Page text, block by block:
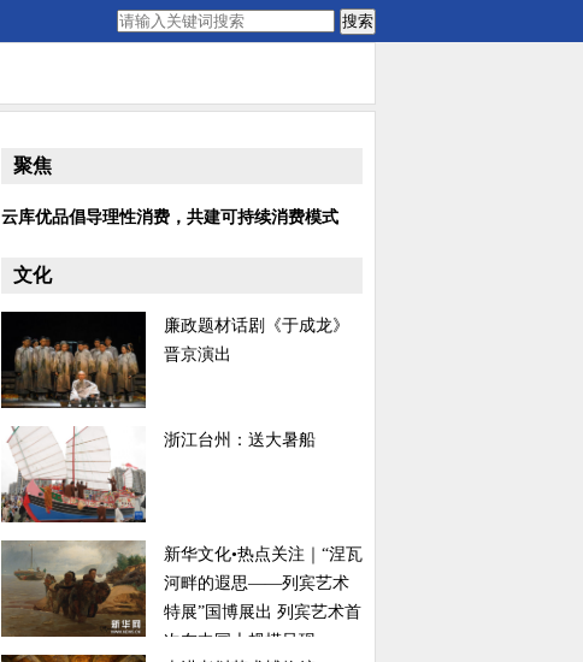
搜索
聚焦
云库优品倡导理性消费，共建可持续消费模式
文化
廉政题材话剧《于成龙》
晋京演出
浙江台州：送大暑船
新华文化•热点关注｜“涅瓦
河畔的遐思——列宾艺术
特展”国博展出 列宾艺术首
次在中国大规模呈现